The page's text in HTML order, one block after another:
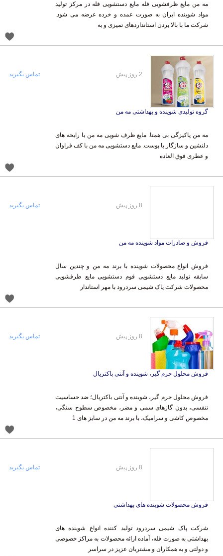
مه من مایع ظرفشویی فله مایع دستشویی فله در مرکز تولید
مواد شوینده ایران به صورت عمده و خرده عرضه می شود.
شرکت ما با بالا بردن استانداردهای تمیزی و به
گروه تولیدی شوینده و بهداشتی مه من
مه من پاکیزگی بی همتا. مایع ظرف شویی مه من با رایحه های
دلنشین و سازگار با پوست. مایع دستشویی مه من با کف فراوان
و عطری فوق العاده
2 روز پیش تماس بگیرید
فروش و صادرات مواد شوینده مه من
فروش انواع محصولات شوینده با برند مه من و چندین سال
سابقه تولید مایع دستشویی فوم دستشویی مایع ظرفشویی
محصولات شرکت پاک شیمی سردرود با مهر استاندار
8 روز پیش تماس بگیرید
فروش محلول جرم گیر، شوینده و آنتی باکتریال
فروش محلول جرم گیر، شوینده و آنتی باکتریال؛ ضد حساسیت
تنفسی، بدون گازهای سمی و مضر، مخصوص سطوح سنگی،
مخصوص کاشی و سرامیک، با برند مه من در سایز های 1
8 روز پیش تماس بگیرید
فروش محصولات شوینده های بهداشتی
شرکت پاک شیمی سردرود تولید کننده انواع شوینده های
بهداشتی به صورت فله، آماده ارائه محصولات به مراکز خصوصی
و دولتی و به همکاران و مشتریان عزیز در سراسر
8 روز پیش تماس بگیرید